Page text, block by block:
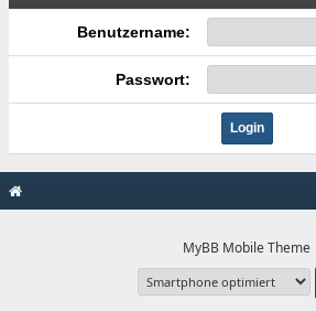
Benutzername:
Passwort:
MyBB Mobile Theme